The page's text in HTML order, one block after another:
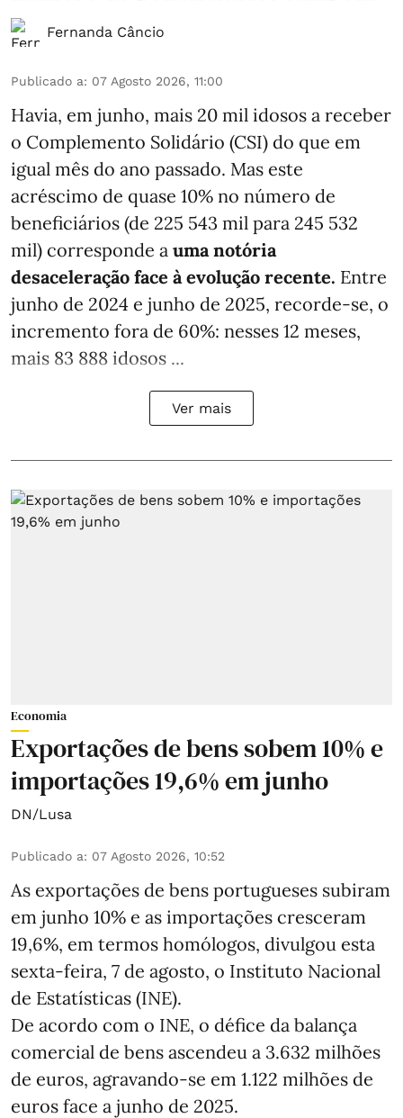
Fernanda Câncio
Publicado a: 07 Agosto 2026, 11:00
Havia, em junho, mais 20 mil idosos a receber
o Complemento Solidário (CSI) do que em
igual mês do ano passado. Mas este
acréscimo de quase 10% no número de
beneficiários (de 225 543 mil para 245 532
mil) corresponde a uma notória
desaceleração face à evolução recente. Entre
junho de 2024 e junho de 2025, recorde-se, o
incremento fora de 60%: nesses 12 meses,
mais 83 888 idosos ...
Ver mais
Economia
Exportações de bens sobem 10% e
importações 19,6% em junho
DN/Lusa
Publicado a: 07 Agosto 2026, 10:52
As exportações de bens portugueses subiram
em junho 10% e as importações cresceram
19,6%, em termos homólogos, divulgou esta
sexta-feira, 7 de agosto, o Instituto Nacional
de Estatísticas (INE).
De acordo com o INE, o défice da balança
comercial de bens ascendeu a 3.632 milhões
de euros, agravando-se em 1.122 milhões de
euros face a junho de 2025.